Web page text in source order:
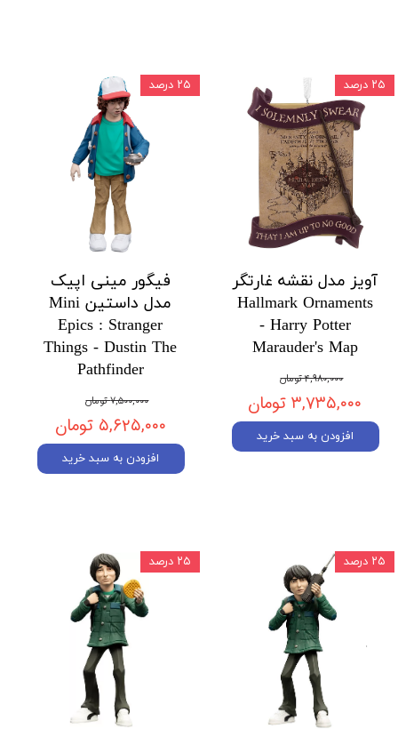
آویز مدل نقشه غارتگر
Hallmark Ornaments
- Harry Potter
Marauder's Map
۴,۹۸۰,۰۰۰ تومان
۳,۷۳۵,۰۰۰ تومان
افزودن به سبد خرید
۲۵ درصد
فیگور مینی اپیک
مدل داستین Mini
Epics : Stranger
Things - Dustin The
Pathfinder
۷,۵۰۰,۰۰۰ تومان
۵,۶۲۵,۰۰۰ تومان
افزودن به سبد خرید
۲۵ درصد
۲۵ درصد ۲۵ درصد